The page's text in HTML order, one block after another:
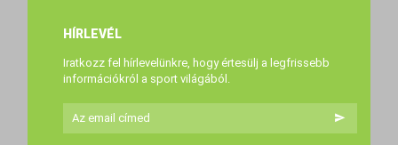
HÍRLEVÉL
Iratkozz fel hírlevelünkre, hogy értesülj a legfrissebb
információkról a sport világából.